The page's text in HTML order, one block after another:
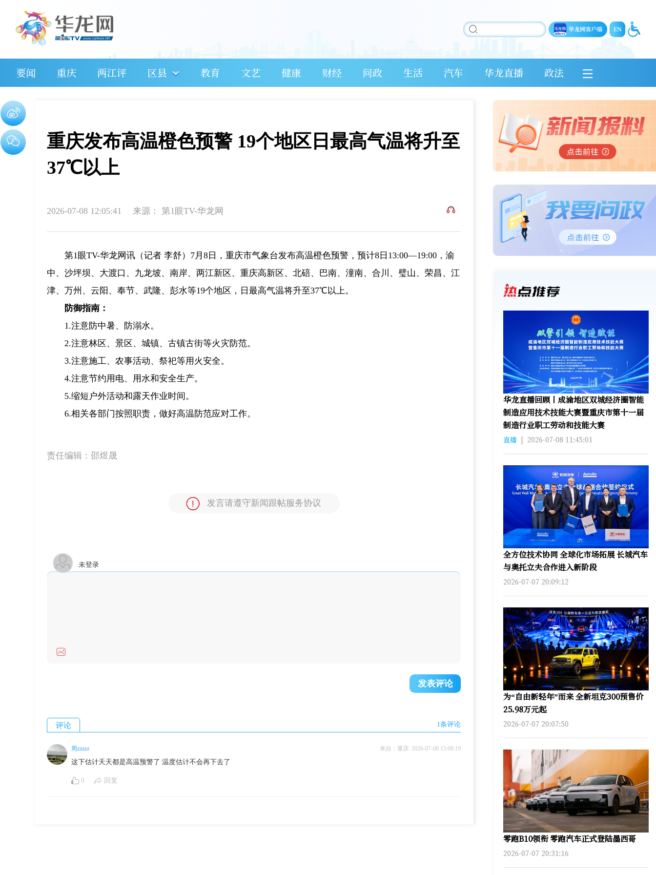
要闻 重庆 两江评 区县 教育 文艺 健康 财经 问政 生活 汽车 华龙直播 政法
重庆发布高温橙色预警 19个地区日最高气温将升至
37℃以上
2026-07-08 12:05:41 来源： 第1眼TV-华龙网
第1眼TV-华龙网讯（记者 李舒）7月8日，重庆市气象台发布高温橙色预警，预计8日13:00—19:00，渝
中、沙坪坝、大渡口、九龙坡、南岸、两江新区、重庆高新区、北碚、巴南、潼南、合川、璧山、荣昌、江
津、万州、云阳、奉节、武隆、彭水等19个地区，日最高气温将升至37℃以上。
防御指南：
1.注意防中暑、防溺水。
2.注意林区、景区、城镇、古镇古街等火灾防范。
3.注意施工、农事活动、祭祀等用火安全。
4.注意节约用电、用水和安全生产。
5.缩短户外活动和露天作业时间。
6.相关各部门按照职责，做好高温防范应对工作。
责任编辑： 邵煜晟
发言请遵守新闻跟帖服务协议
未登录
发表评论
评论 1条评论
2026-07-08 15:08:19
来自：重庆
周zzzzz
这下估计天天都是高温预警了 温度估计不会再下去了
0 回复
华龙直播回顾丨成渝地区双城经济圈智能
制造应用技术技能大赛暨重庆市第十一届
制造行业职工劳动和技能大赛
直播 | 2026-07-08 11:45:01
全方位技术协同 全球化市场拓展 长城汽车
与奥托立夫合作进入新阶段
2026-07-07 20:09:12
为“自由新轻年”而来 全新坦克300预售价
25.98万元起
2026-07-07 20:07:50
零跑B10领衔 零跑汽车正式登陆墨西哥
2026-07-07 20:31:16